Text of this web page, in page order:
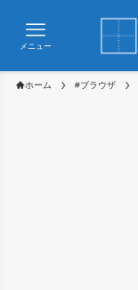
メニュー
ホーム #ブラウザ